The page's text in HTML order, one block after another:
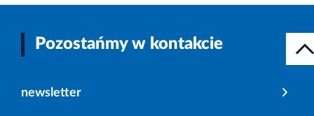
Pozostańmy w kontakcie
newsletter